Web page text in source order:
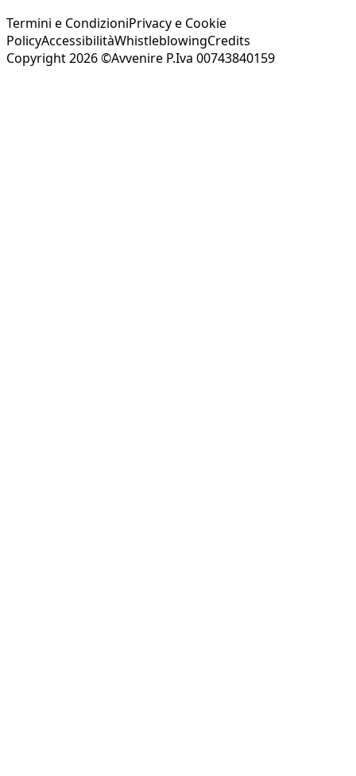
Termini e CondizioniPrivacy e Cookie
PolicyAccessibilitàWhistleblowingCredits
Copyright 2026 ©Avvenire P.Iva 00743840159